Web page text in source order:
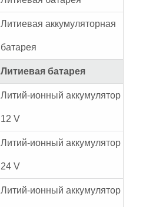
Литиевая аккумуляторная
батарея
Литиевая батарея
Литий-ионный аккумулятор
12 V
Литий-ионный аккумулятор
24 V
Литий-ионный аккумулятор